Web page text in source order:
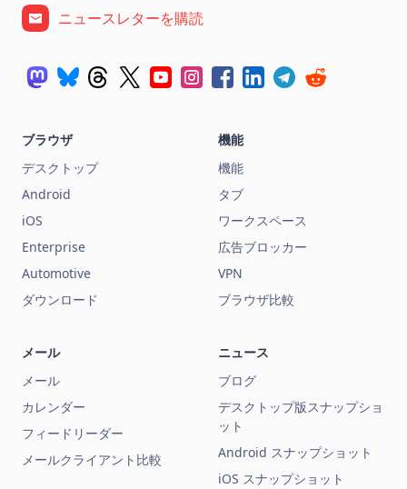
ニュースレターを購読
ブラウザ
デスクトップ
Android
iOS
Enterprise
Automotive
ダウンロード
機能
機能
タブ
ワークスペース
広告ブロッカー
VPN
ブラウザ比較
メール
メール
カレンダー
フィードリーダー
メールクライアント比較
ニュース
ブログ
デスクトップ版スナップショ
ット
Android スナップショット
iOS スナップショット